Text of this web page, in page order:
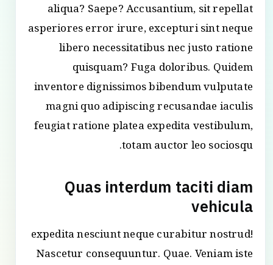
aliqua? Saepe? Accusantium, sit repellat
asperiores error irure, excepturi sint neque
libero necessitatibus nec justo ratione
quisquam? Fuga doloribus. Quidem
inventore dignissimos bibendum vulputate
magni quo adipiscing recusandae iaculis
feugiat ratione platea expedita vestibulum,
totam auctor leo sociosqu.
Quas interdum taciti diam
vehicula
expedita nesciunt neque curabitur nostrud!
Nascetur consequuntur. Quae. Veniam iste